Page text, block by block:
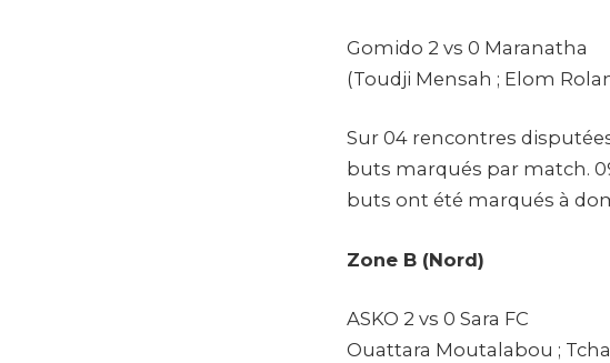
Gomido 2 vs 0 Maranatha
(Toudji Mensah ; Elom
Sur 04 rencontres
buts marqués par match.
buts ont été marqués à
Zone B (Nord)
ASKO 2 vs 0 Sara FC
Ouattara Moutalabou ;